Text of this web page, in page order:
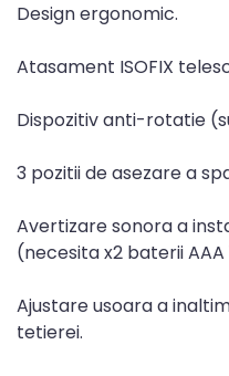
Design ergonomic.
Atasament ISOFIX
Dispozitiv anti-rotatie
3 pozitii de asezare a
Avertizare sonora a
(necesita x2 baterii AAA
Ajustare usoara a
tetierei.